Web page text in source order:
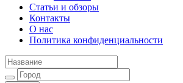
Статьи и обзоры
Контакты
О нас
Политика конфиденциальности